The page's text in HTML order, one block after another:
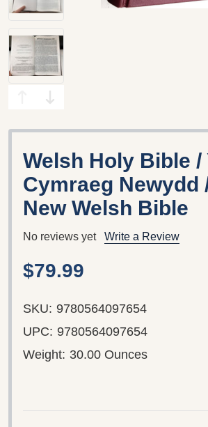
Welsh Holy Bible /
Cymraeg Newydd
New Welsh Bible
No reviews yet Write a Review
$79.99
SKU: 9780564097654
UPC: 9780564097654
Weight: 30.00 Ounces